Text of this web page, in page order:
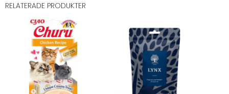
RELATERADE PRODUKTER